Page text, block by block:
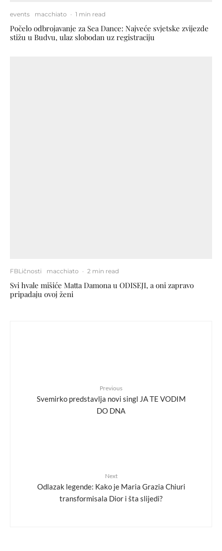
events macchiato · 1 min read
Počelo odbrojavanje za Sea Dance: Najveće svjetske zvijezde
stižu u Budvu, ulaz slobodan uz registraciju
FBLičnosti macchiato · 2 min read
Svi hvale mišiće Matta Damona u ODISEJI, a oni zapravo
pripadaju ovoj ženi
Previous
Svemirko predstavlja novi singl JA TE VODIM
DO DNA
Next
Odlazak legende: Kako je Maria Grazia Chiuri
transformisala Dior i šta slijedi?